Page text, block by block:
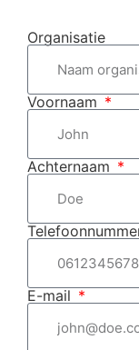
Organisatie
Voornaam
Achternaam
E-mail